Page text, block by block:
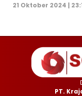
21 Oktober 2024 |
PT.